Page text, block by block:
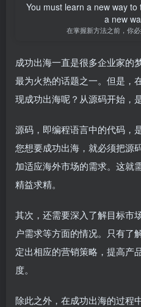
You must learn a new way
a new
在掌握新方法之前，你
成功出海一直是很多企业家的
最为火热的话题之一。但是，
现成功出海呢？从源码开始，
源码，即编程语言中的代码，
您想要成功出海，就必须把源
加适应海外市场的需求。这就
精益求精。
其次，还需要深入了解目标市
户需求等方面的情况。只有了
定出相应的营销策略，提高产
度。
除此之外，在成功出海的过程